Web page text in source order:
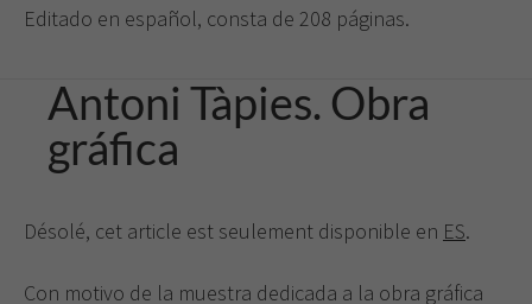
Editado en español, consta de 208 páginas.
Antoni Tàpies. Obra
gráfica
Désolé, cet article est seulement disponible en ES.
Con motivo de la muestra dedicada a la obra gráfica